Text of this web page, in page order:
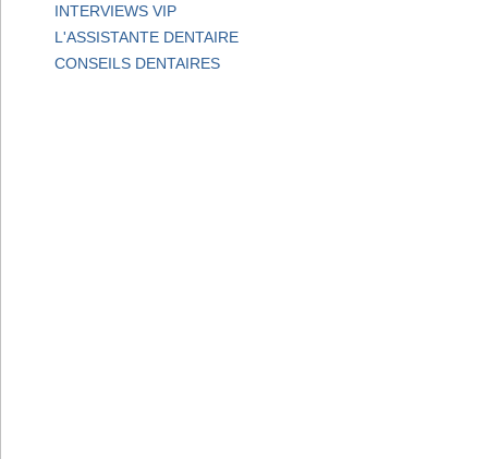
INTERVIEWS VIP
L'ASSISTANTE DENTAIRE
CONSEILS DENTAIRES